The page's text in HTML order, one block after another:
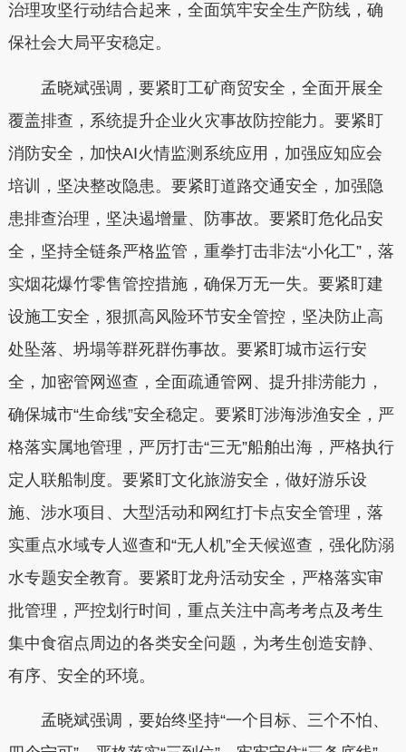
治理攻坚行动结合起来，全面筑牢安全生产防线，确
保社会大局平安稳定。
孟晓斌强调，要紧盯工矿商贸安全，全面开展全
覆盖排查，系统提升企业火灾事故防控能力。要紧盯
消防安全，加快AI火情监测系统应用，加强应知应会
培训，坚决整改隐患。要紧盯道路交通安全，加强隐
患排查治理，坚决遏增量、防事故。要紧盯危化品安
全，坚持全链条严格监管，重拳打击非法“小化工”，落
实烟花爆竹零售管控措施，确保万无一失。要紧盯建
设施工安全，狠抓高风险环节安全管控，坚决防止高
处坠落、坍塌等群死群伤事故。要紧盯城市运行安
全，加密管网巡查，全面疏通管网、提升排涝能力，
确保城市“生命线”安全稳定。要紧盯涉海涉渔安全，严
格落实属地管理，严厉打击“三无”船舶出海，严格执行
定人联船制度。要紧盯文化旅游安全，做好游乐设
施、涉水项目、大型活动和网红打卡点安全管理，落
实重点水域专人巡查和“无人机”全天候巡查，强化防溺
水专题安全教育。要紧盯龙舟活动安全，严格落实‌审
批管理，严控划行时间，重点关注中高考考点及考生
集中食宿点周边的各类安全问题，为考生创造安静、
有序、安全的环境。
孟晓斌强调，要始终坚持“一个目标、三个不怕、